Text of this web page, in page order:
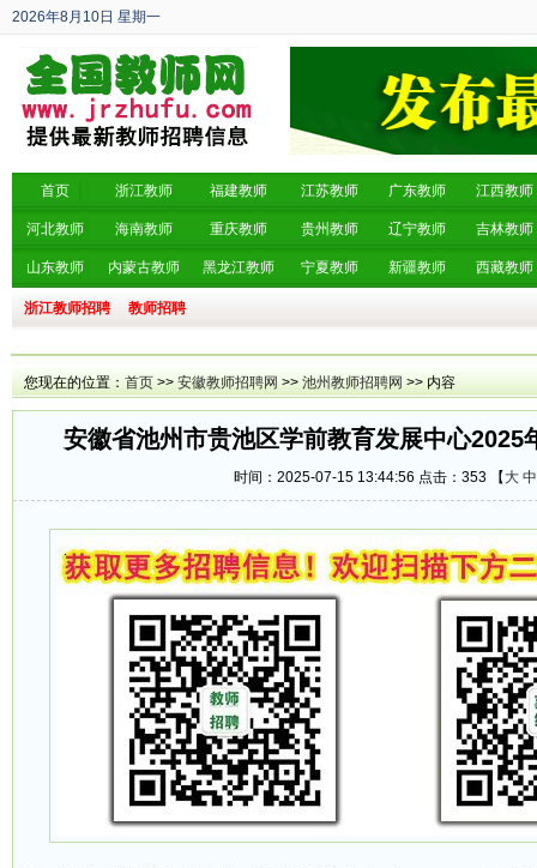
2026年8月10日 星期一
丙午年 六月廿八
首页 浙江教师 福建教师 江苏教师 广东教师 江西教师
河北教师 海南教师 重庆教师 贵州教师 辽宁教师 吉林教师
山东教师 内蒙古教师 黑龙江教师 宁夏教师 新疆教师 西藏教师
浙江教师招聘 教师招聘
您现在的位置： 首页 >> 安徽教师招聘网 >> 池州教师招聘网 >> 内容
安徽省池州市贵池区学前教育发展中心2025
时间：2025-07-15 13:44:56 点击： 353 【 大 中